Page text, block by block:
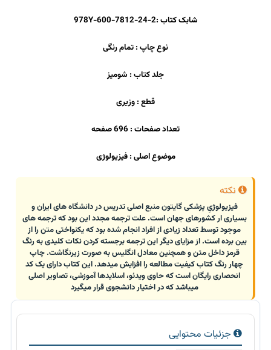
شابک کتاب :2-24-7812-600-978Y
نوع چاپ : تمام رنگی
جلد کتاب : شومیز
قطع : وزیری
تعداد صفحات : 696 صفحه
موضوع اصلی : فیزیولوژی
نکته
فیزیولوژیِ پزشکی گایتون منبع اصلی تدریس در دانشگاه های ایران و
بسیاری ار کشورهای جهان است. علت ترجمه مجدد این بود که ترجمه های
موجود توسط تعداد زیادی از افراد انجام شده بود که یکنواختی متن را از
بین برده است. از مزایای دیگر این ترجمه برجسته کردن نکات کلیدی به رنگ
قرمز داخل متن و همچنین معادل انگلیس به صورت زیرنگاشت. چاپ
چهار رنگ کتاب کیفیت مطالعه را افزایش میدهد. این کتاب دارای یک کد
انحصاری رایگان است که حاوی ویدئو، اسلایدها آموزشی، تصاویر اصلی
میباشد که در اختیار دانشجوی قرار میگیرد
جزئیات محتوایی